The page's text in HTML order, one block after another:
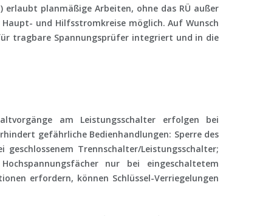
erlaubt planmäßige Arbeiten, ohne das RÜ außer
und Hilfsstromkreise möglich. Auf Wunsch
tragbare Spannungsprüfer integriert und in die
am Leistungsschalter erfolgen bei
gefährliche Bedienhandlungen: Sperre des
Trennschalter/Leistungsschalter;
nur bei eingeschaltetem
erfordern, können Schlüssel-Verriegelungen